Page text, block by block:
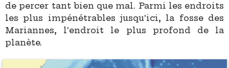
de percer tant bien que mal. Parmi les endroits
les plus impénétrables jusqu'ici, la fosse des
Mariannes, l'endroit le plus profond de la
planète.